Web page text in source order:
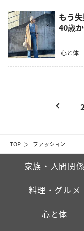
TOP ファッション
もう
40歳
心と体
家族・人間関係
料理・グルメ
心と体